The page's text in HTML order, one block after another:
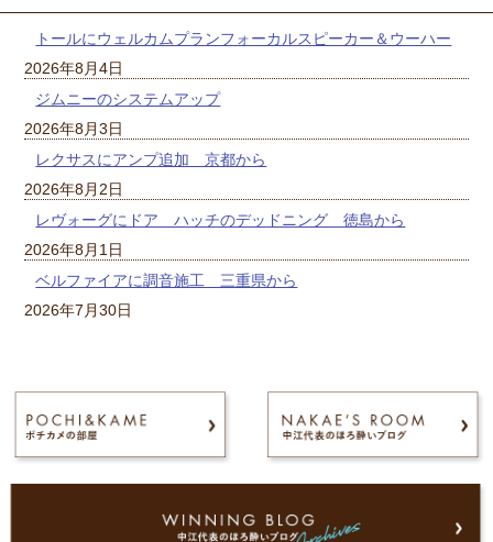
トールにウェルカムプランフォーカルスピーカー＆ウーハー
2026年8月4日
ジムニーのシステムアップ
2026年8月3日
レクサスにアンプ追加 京都から
2026年8月2日
レヴォーグにドア ハッチのデッドニング 徳島から
2026年8月1日
ベルファイアに調音施工 三重県から
2026年7月30日